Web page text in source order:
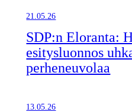
21.05.26
SDP:n Eloranta:
esitysluonnos
perheneuvolaa
13.05.26